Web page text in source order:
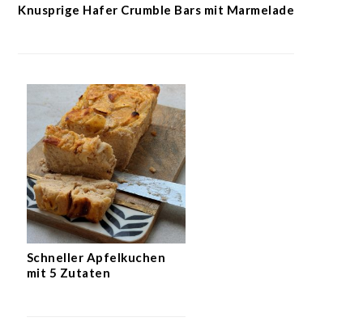
Knusprige Hafer Crumble Bars mit Marmelade
Schneller Apfelkuchen
mit 5 Zutaten